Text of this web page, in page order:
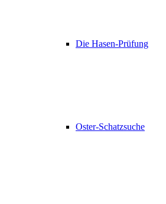
Die Hasen-Prüfung
Oster-Schatzsuche